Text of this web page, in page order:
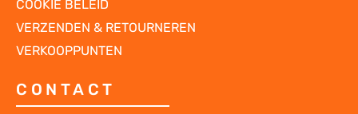
COOKIE BELEID
VERZENDEN & RETOURNEREN
VERKOOPPUNTEN
CONTACT